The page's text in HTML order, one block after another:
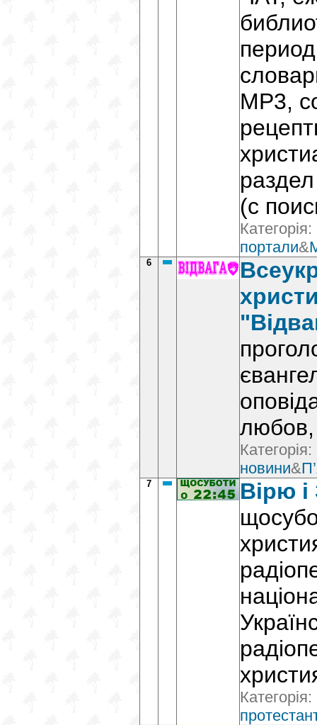
MP3,
(с
Категорія:
портали&
6
любов,
Категорія:
новини&
7
Вірю
Категорія: